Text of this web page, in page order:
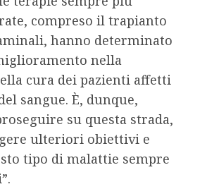
compreso il trapianto
hanno determinato
nella
cura dei pazienti affetti
sangue. È, dunque,
su questa strada,
ulteriori obiettivi e
tipo di malattie sempre